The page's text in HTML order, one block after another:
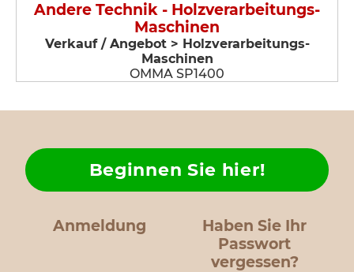
Andere Technik - Holzverarbeitungs-
Maschinen
Verkauf / Angebot > Holzverarbeitungs-
Maschinen
OMMA SP1400
Anmeldung
Haben Sie Ihr
Passwort
vergessen?
Beginnen Sie hier!